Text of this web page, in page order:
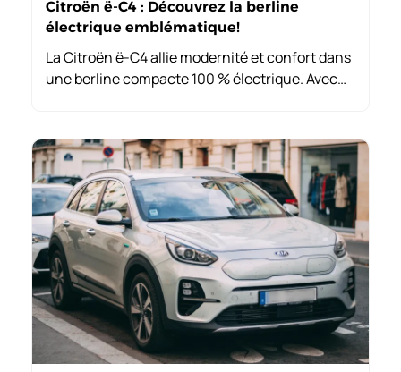
Citroën ë-C4 : Découvrez la berline
électrique emblématique!
La Citroën ë-C4 allie modernité et confort dans
une berline compacte 100 % électrique. Avec
conduite agréable au quotidien.